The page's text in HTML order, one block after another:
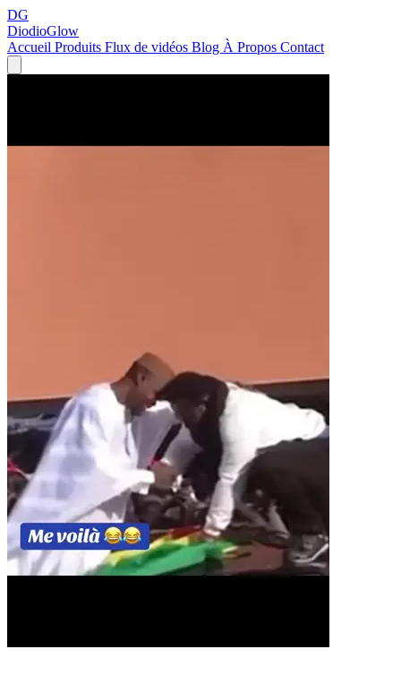
DG
DiodioGlow
Accueil Produits Flux de vidéos Blog À Propos Contact